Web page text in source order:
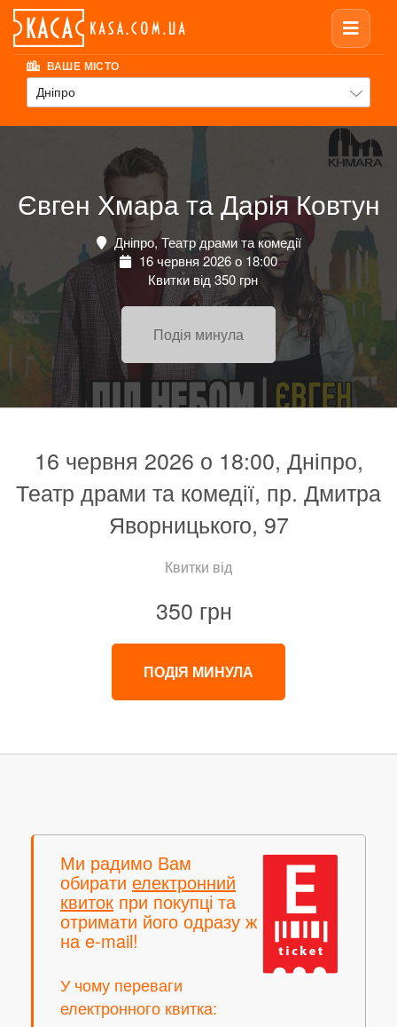
ВАШЕ МІСТО
Дніпро
Євген Хмара та Дарія Ковтун
Дніпро, Театр драми та комедії
16 червня 2026 о 18:00
Квитки від 350 грн
Подія минула
16 червня 2026 о 18:00, Дніпро,
Театр драми та комедії, пр. Дмитра
Яворницького, 97
Квитки від
350 грн
ПОДІЯ МИНУЛА
Ми радимо Вам
обирати електронний
квиток при покупці та
отримати його одразу ж
на e-mail!
У чому переваги
електронного квитка: